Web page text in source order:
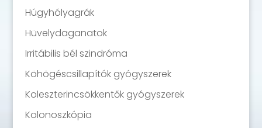
Húgyhólyagrák
Hüvelydaganatok
Irritábilis bél szindróma
Köhögéscsillapítók gyógyszerek
Koleszterincsökkentők gyógyszerek
Kolonoszkópia